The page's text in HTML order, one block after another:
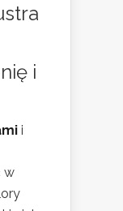
i
i
w